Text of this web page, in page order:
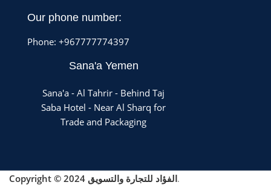
Our phone number:
Phone: +967777774397
Sana'a Yemen
Sana'a - Al Tahrir - Behind Taj
Saba Hotel - Near Al Sharq for
Trade and Packaging
Copyright © 2024 الفؤاد للتجارة والتسويق.